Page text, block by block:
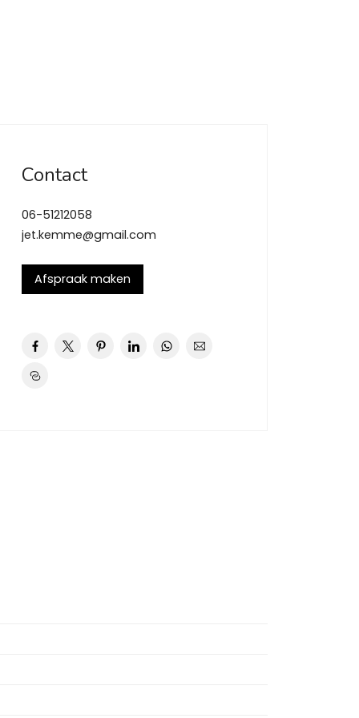
Contact
06-51212058
jet.kemme@gmail.com
Afspraak maken